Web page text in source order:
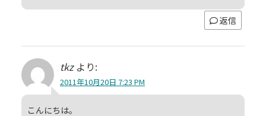
返信
tkz より:
2011年10月20日 7:23 PM
こんにちは。